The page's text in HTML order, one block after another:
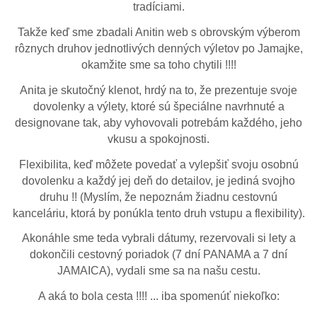
tradíciami.
Takže keď sme zbadali Anitin web s obrovským výberom
rôznych druhov jednotlivých denných výletov po Jamajke,
okamžite sme sa toho chytili !!!!
Anita je skutočný klenot, hrdý na to, že prezentuje svoje
dovolenky a výlety, ktoré sú špeciálne navrhnuté a
designovane tak, aby vyhovovali potrebám každého, jeho
vkusu a spokojnosti.
Flexibilita, keď môžete povedať a vylepšiť svoju osobnú
dovolenku a každý jej deň do detailov, je jediná svojho
druhu !! (Myslím, že nepoznám žiadnu cestovnú
kanceláriu, ktorá by ponúkla tento druh vstupu a flexibility).
Akonáhle sme teda vybrali dátumy, rezervovali si lety a
dokončili cestovný poriadok (7 dní PANAMA a 7 dní
JAMAICA), vydali sme sa na našu cestu.
A aká to bola cesta !!!! ... iba spomenúť niekoľko: